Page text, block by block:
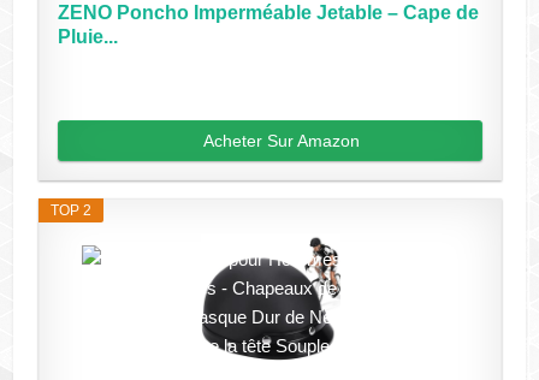
ZENO Poncho Imperméable Jetable – Cape de
Pluie...
Acheter Sur Amazon
TOP 2